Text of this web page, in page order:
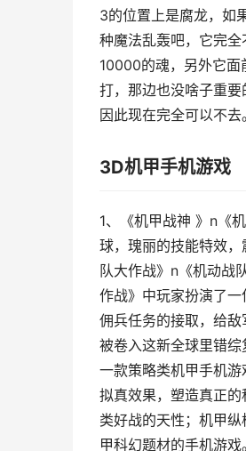
3的位置上是腐龙，如
种魔法乱轰吧，它完
10000的魂，另外它面
打，那边也没啥子重
因此现在完全可以不去
3D机甲手机游戏
1、《机甲战神 》n《
球，瑰丽的技能特效
队大作战》n《机动战
作战》中玩家扮演了
佣兵任务的接取，给
被卷入这新全球里错
一款策略类机甲手机
拟真效果，塑造真正
类好战的天性；机甲
甲科幻题材的手机游